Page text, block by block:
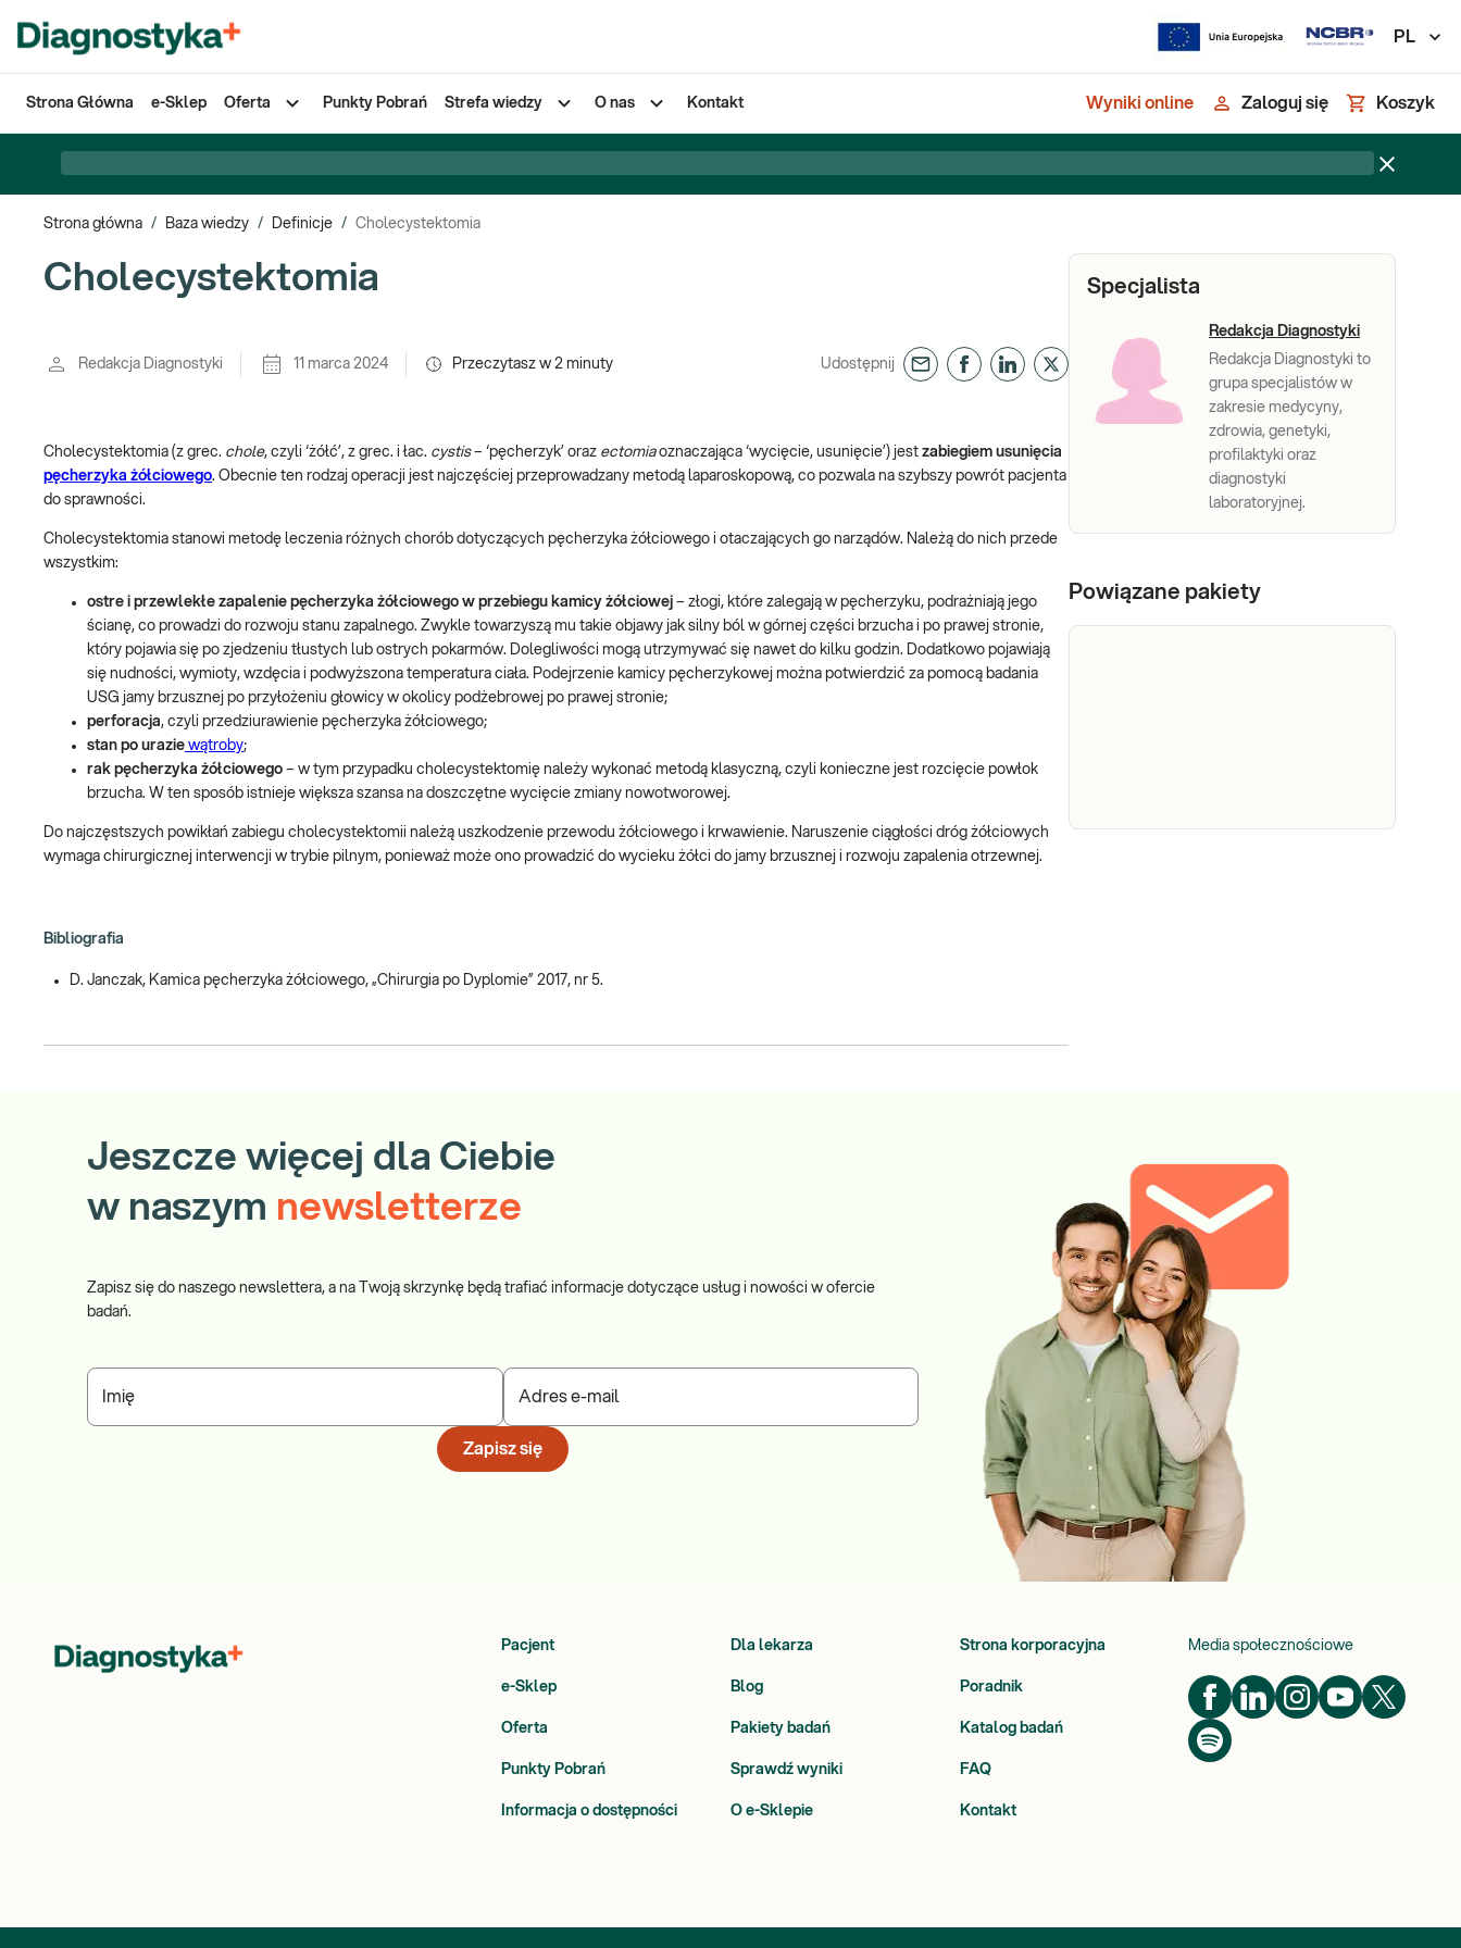
PL
Strona Główna e-Sklep Oferta Punkty Pobrań Strefa wiedzy O nas Kontakt Wyniki online Zaloguj się Koszyk
Strona główna / Baza wiedzy / Definicje / Cholecystektomia
Cholecystektomia
Redakcja Diagnostyki 11 marca 2024 Przeczytasz w 2 minuty Udostępnij
Cholecystektomia (z grec. chole, czyli ‘żółć’, z grec. i łac. cystis– ‘pęcherzyk’ oraz ectomiaoznaczająca ‘wycięcie, usunięcie’) jest zabiegiem usunięcia
pęcherzyka żółciowego. Obecnie ten rodzaj operacji jest najczęściej przeprowadzany metodą laparoskopową, co pozwala na szybszy powrót pacjenta
do sprawności.
Cholecystektomia stanowi metodę leczenia różnych chorób dotyczących pęcherzyka żółciowego i otaczających go narządów. Należą do nich przede
wszystkim:
ostre i przewlekłe zapalenie pęcherzyka żółciowego w przebiegu kamicy żółciowej – złogi, które zalegają w pęcherzyku, podrażniają jego
ścianę, co prowadzi do rozwoju stanu zapalnego. Zwykle towarzyszą mu takie objawy jak silny ból w górnej części brzucha i po prawej stronie,
który pojawia się po zjedzeniu tłustych lub ostrych pokarmów. Dolegliwości mogą utrzymywać się nawet do kilku godzin. Dodatkowo pojawiają
się nudności, wymioty, wzdęcia i podwyższona temperatura ciała. Podejrzenie kamicy pęcherzykowej można potwierdzić za pomocą badania
USG jamy brzusznej po przyłożeniu głowicy w okolicy podżebrowej po prawej stronie;
perforacja, czyli przedziurawienie pęcherzyka żółciowego;
stan po urazie wątroby;
rak pęcherzyka żółciowego – w tym przypadku cholecystektomię należy wykonać metodą klasyczną, czyli konieczne jest rozcięcie powłok
brzucha. W ten sposób istnieje większa szansa na doszczętne wycięcie zmiany nowotworowej.
Do najczęstszych powikłań zabiegu cholecystektomii należą uszkodzenie przewodu żółciowego i krwawienie. Naruszenie ciągłości dróg żółciowych
wymaga chirurgicznej interwencji w trybie pilnym, ponieważ może ono prowadzić do wycieku żółci do jamy brzusznej i rozwoju zapalenia otrzewnej.
Bibliografia
D. Janczak, Kamica pęcherzyka żółciowego, „Chirurgia po Dyplomie” 2017, nr 5.
Specjalista
Redakcja Diagnostyki
Redakcja Diagnostyki to
grupa specjalistów w
zakresie medycyny,
zdrowia, genetyki,
profilaktyki oraz
diagnostyki
laboratoryjnej.
Powiązane pakiety
Jeszcze więcej dla Ciebie
w naszym newsletterze
Zapisz się do naszego newslettera, a na Twoją skrzynkę będą trafiać informacje dotyczące usług i nowości w ofercie
badań.
Imię Adres e-mail
Zapisz się
Pacjent Dla lekarza Strona korporacyjna
e-Sklep Blog Poradnik
Oferta Pakiety badań Katalog badań
Punkty Pobrań Sprawdź wyniki FAQ
Informacja o dostępności O e-Sklepie Kontakt
Media społecznościowe